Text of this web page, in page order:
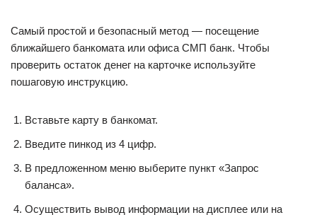
Самый простой и безопасный метод — посещение
ближайшего банкомата или офиса СМП банк. Чтобы
проверить остаток денег на карточке используйте
пошаговую инструкцию.
Вставьте карту в банкомат.
Введите пинкод из 4 цифр.
В предложенном меню выберите пункт «Запрос
баланса».
Осуществить вывод информации на дисплее или на